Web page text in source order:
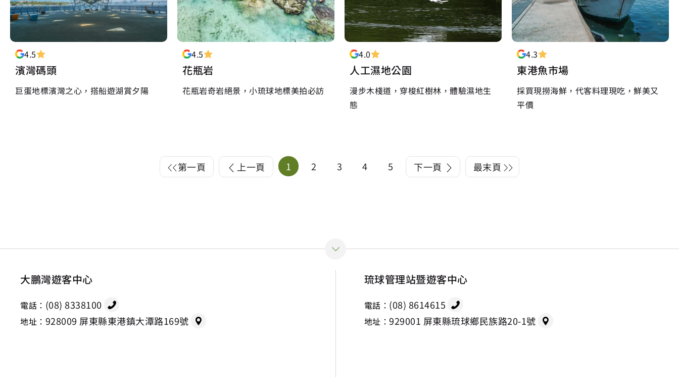
4.5
濱灣碼頭
巨蛋地標濱灣之心，搭船遊湖賞夕陽
4.5
花瓶岩
花瓶岩奇岩絕景，小琉球地標美拍必訪
4.0
人工濕地公園
漫步木棧道，穿梭紅樹林，體驗濕地生
態
4.3
東港魚市場
採買現撈海鮮，代客料理現吃，鮮美又
平價
第一頁 上一頁 1 2 3 4 5 下一頁 最末頁
大鵬灣遊客中心
電話： (08) 8338100
地址： 928009 屏東縣東港鎮大潭路169號
琉球管理站暨遊客中心
電話： (08) 8614615
地址： 929001 屏東縣琉球鄉民族路20-1號